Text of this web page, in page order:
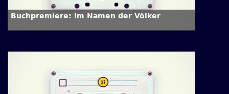
Buchpremiere: Im Namen der Völker